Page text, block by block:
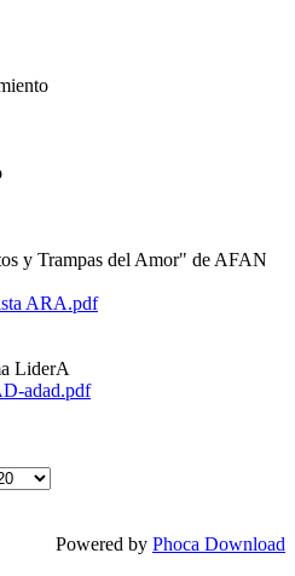
y Trampas del Amor" de AFAN
ARA.pdf
LiderA
adad.pdf
Powered by Phoca Download